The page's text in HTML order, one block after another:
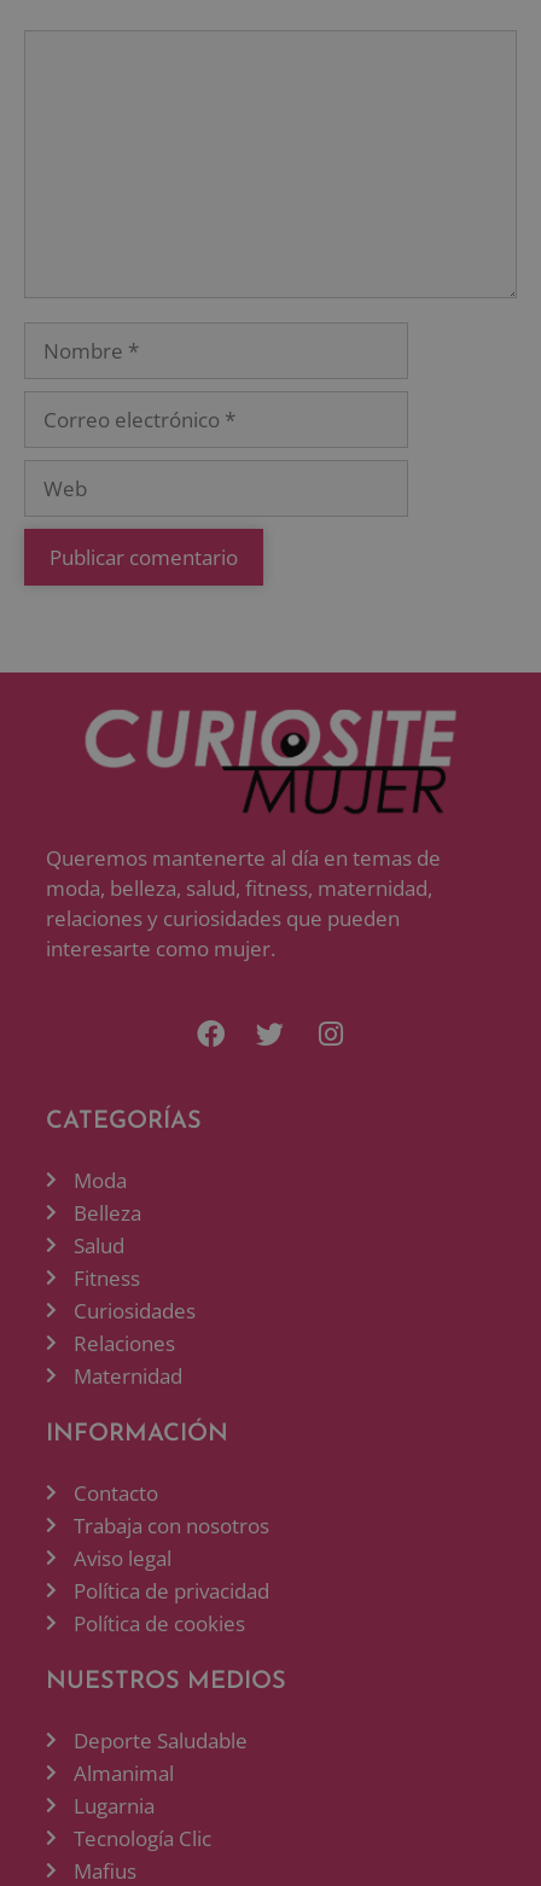
Queremos mantenerte al día en temas de
moda, belleza, salud, fitness, maternidad,
relaciones y curiosidades que pueden
interesarte como mujer.
CATEGORÍAS
Moda
Belleza
Salud
Fitness
Curiosidades
Relaciones
Maternidad
INFORMACIÓN
Contacto
Trabaja con nosotros
Aviso legal
Política de privacidad
Política de cookies
NUESTROS MEDIOS
Deporte Saludable
Almanimal
Lugarnia
Tecnología Clic
Mafius